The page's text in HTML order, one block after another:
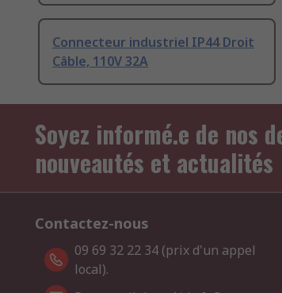
Connecteur industriel IP44 Droit
Câble, 110V 32A
Soyez informé.e de nos
nouveautés et actualités
Contactez-nous
09 69 32 22 34 (prix d'un appel
local).